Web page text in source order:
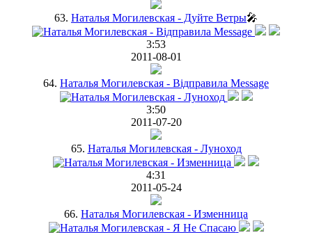
63. Наталья Могилевская - Дуйте Ветры🎤
3:53
2011-08-01
64. Наталья Могилевская - Відправила Message
3:50
2011-07-20
65. Наталья Могилевская - Луноход
4:31
2011-05-24
66. Наталья Могилевская - Изменница